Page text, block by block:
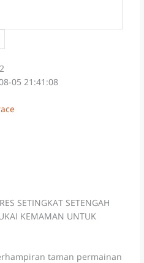
05 21:41:08
SETINGKAT SETENGAH
KEMAMAN UNTUK
taman permainan